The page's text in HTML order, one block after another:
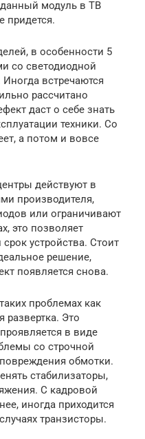
модуль в ТВ
придется.
в особенности 5
со светодиодной
встречаются
рассчитано
даст о себе знать
техники. Со
а потом и вовсе
действуют в
производителя,
или ограничивают
это позволяет
устройства. Стоит
решение,
появляется снова.
проблемах как
развертка. Это
в виде
со строчной
обмотки.
стабилизаторы,
С кадровой
иногда приходится
транзисторы.